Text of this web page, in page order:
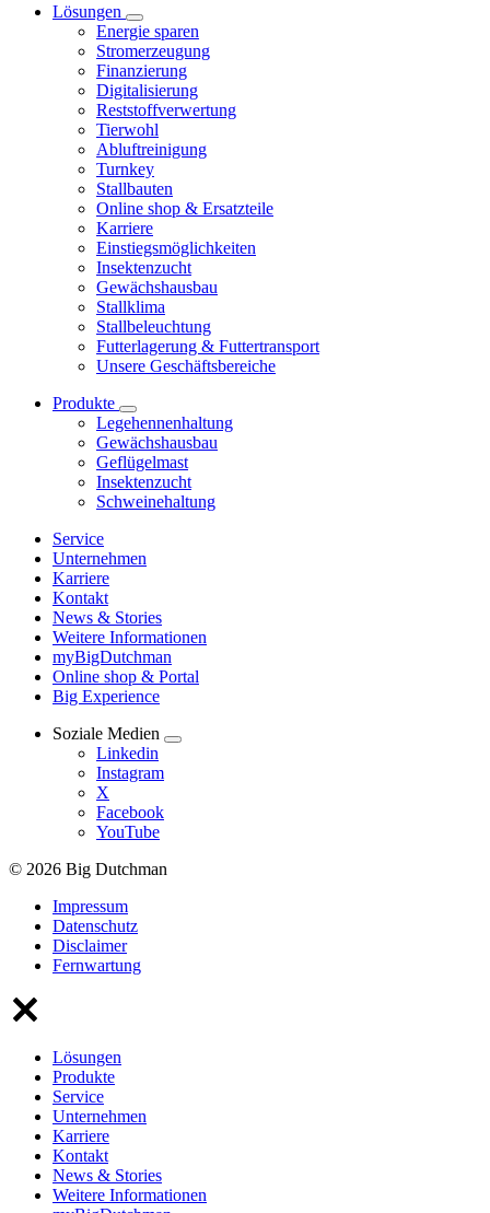
Lösungen
Energie sparen
Stromerzeugung
Finanzierung
Digitalisierung
Reststoffverwertung
Tierwohl
Abluftreinigung
Turnkey
Stallbauten
Online shop & Ersatzteile
Karriere
Einstiegsmöglichkeiten
Insektenzucht
Gewächshausbau
Stallklima
Stallbeleuchtung
Futterlagerung & Futtertransport
Unsere Geschäftsbereiche
Produkte
Legehennenhaltung
Gewächshausbau
Geflügelmast
Insektenzucht
Schweinehaltung
Service
Unternehmen
Karriere
Kontakt
News & Stories
Weitere Informationen
myBigDutchman
Online shop & Portal
Big Experience
Soziale Medien
Linkedin
Instagram
X
Facebook
YouTube
© 2026 Big Dutchman
Impressum
Datenschutz
Disclaimer
Fernwartung
Lösungen
Produkte
Service
Unternehmen
Karriere
Kontakt
News & Stories
Weitere Informationen